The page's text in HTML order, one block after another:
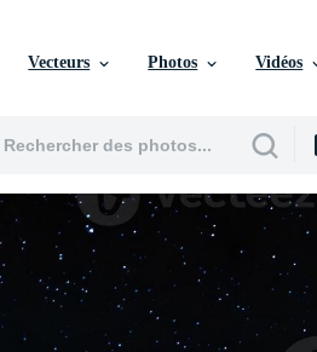
Vecteurs Photos Vidéos